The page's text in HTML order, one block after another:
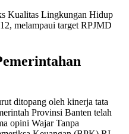
Kualitas Lingkungan Hidup
melampaui target RPJMD
ditopang oleh kinerja tata
Provinsi Banten telah
opini Wajar Tanpa